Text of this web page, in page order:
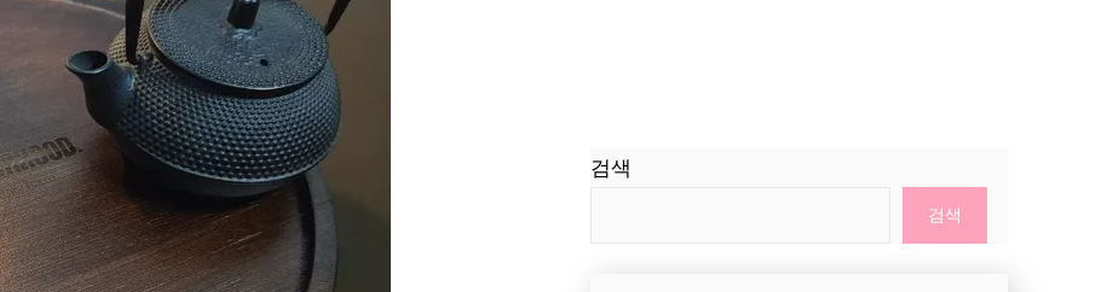
검색
검색